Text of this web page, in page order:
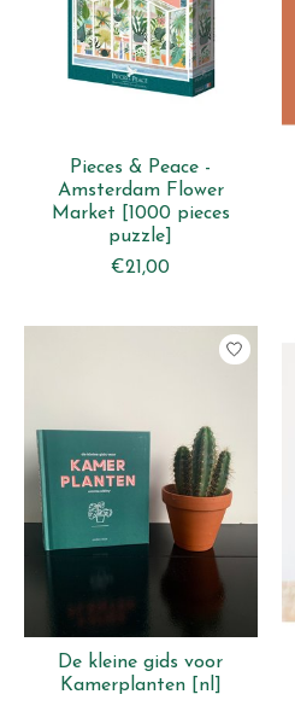
Pieces & Peace -
Amsterdam Flower
Market [1000 pieces
puzzle]
€21,00
De kleine gids voor
Kamerplanten [nl]